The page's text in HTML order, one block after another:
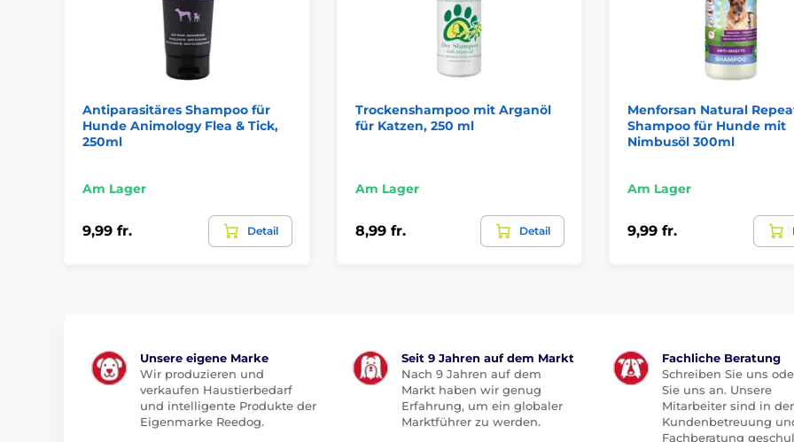
Antiparasitäres Shampoo für
Hunde Animology Flea & Tick,
250ml
Am Lager
9,99 fr. Detail
Trockenshampoo mit Arganöl
für Katzen, 250 ml
Am Lager
8,99 fr. Detail
Menforsan Natural
Shampoo für Hunde mit
Nimbusöl 300ml
Am Lager
9,99 fr.
Unsere eigene Marke
Wir produzieren und
verkaufen Haustierbedarf
und intelligente Produkte der
Eigenmarke Reedog.
Seit 9 Jahren auf dem Markt
Nach 9 Jahren auf dem
Markt haben wir genug
Erfahrung, um ein globaler
Marktführer zu werden.
Fachliche Beratung
Schreiben Sie uns
Sie uns an. Unsere
Mitarbeiter sind in der
Kundenbetreuung
Fachberatung